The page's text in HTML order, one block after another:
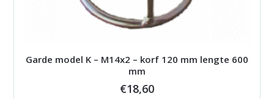
Garde model K – M14x2 – korf 120 mm lengte 600
mm
€18,60